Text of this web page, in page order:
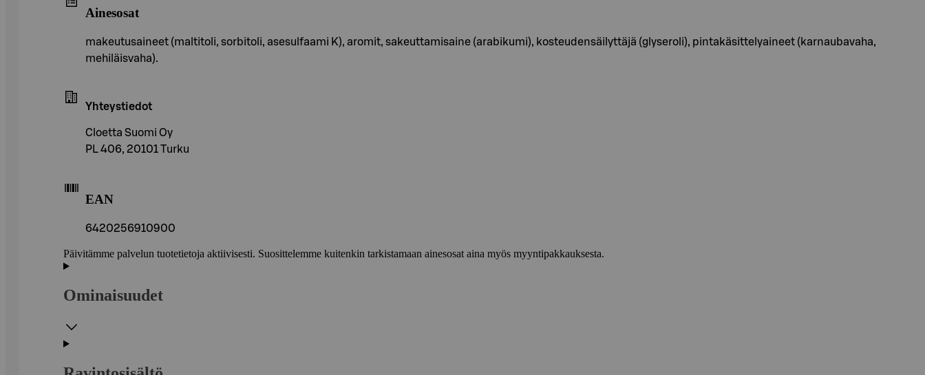
Ainesosat
makeutusaineet (maltitoli, sorbitoli, asesulfaami K), aromit, sakeuttamisaine (arabikumi), kosteudensäilyttäjä (glyseroli), pintakäsittelyaineet (karnaubavaha,
mehiläisvaha).
Yhteystiedot
Cloetta Suomi Oy
PL 406, 20101 Turku
EAN
6420256910900
Päivitämme palvelun tuotetietoja aktiivisesti. Suosittelemme kuitenkin tarkistamaan ainesosat aina myös myyntipakkauksesta.
Ominaisuudet